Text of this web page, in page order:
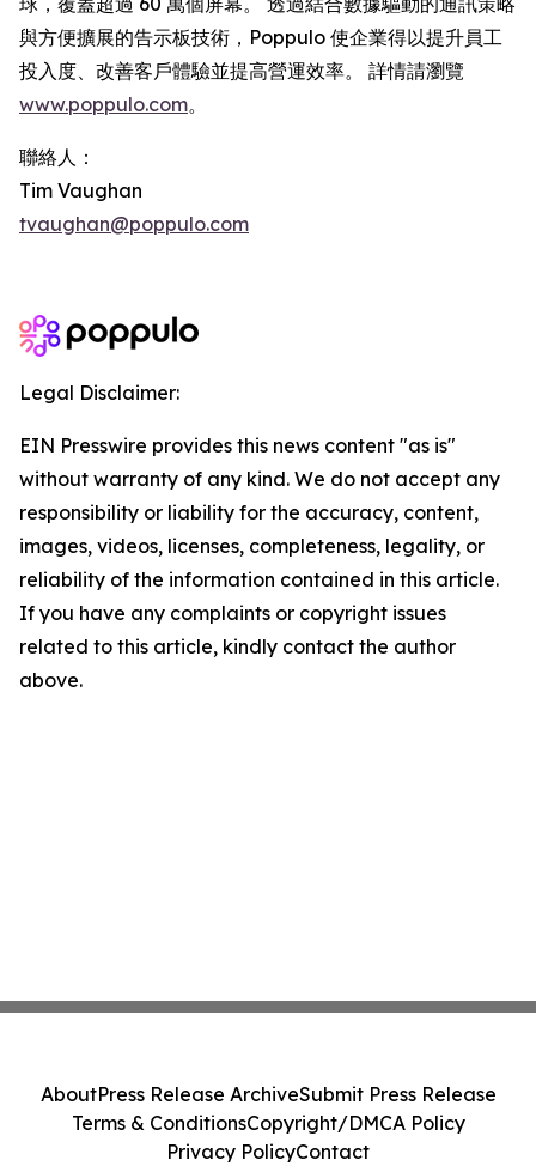
與方便擴展的告示板技術，Poppulo 使企業得以提升員工
投入度、改善客戶體驗並提高營運效率。 詳情請瀏覽
www.poppulo.com。
聯絡人：
Tim Vaughan
tvaughan@poppulo.com
Legal Disclaimer:
EIN Presswire provides this news content "as is"
without warranty of any kind. We do not accept any
responsibility or liability for the accuracy, content,
images, videos, licenses, completeness, legality, or
reliability of the information contained in this article.
If you have any complaints or copyright issues
related to this article, kindly contact the author
above.
AboutPress Release ArchiveSubmit Press Release
Terms & ConditionsCopyright/DMCA Policy
Privacy PolicyContact